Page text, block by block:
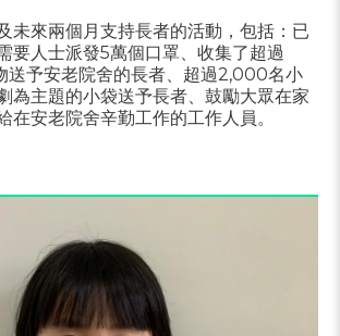
未來兩個月支持長者的活動，包括：已
要人士派發5萬個口罩、收集了超過
送予安老院舍的長者、超過2,000名小
為主題的小袋送予長者、鼓勵大眾在家
在安老院舍辛勤工作的工作人員。